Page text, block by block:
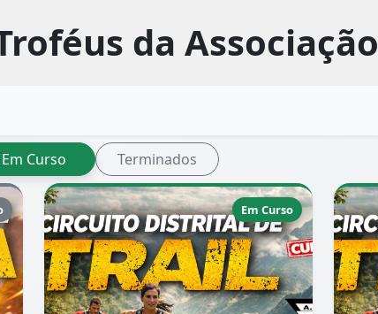
da Associação
Em Curso Terminados
Em Curso